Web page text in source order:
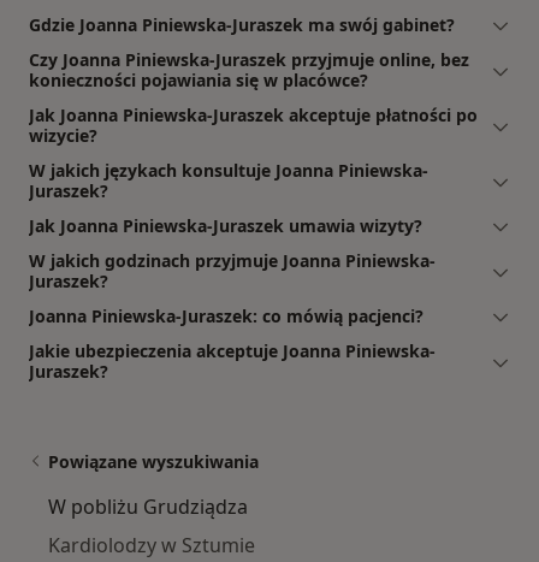
Gdzie Joanna Piniewska-Juraszek ma swój gabinet?
Czy Joanna Piniewska-Juraszek przyjmuje online, bez
konieczności pojawiania się w placówce?
Jak Joanna Piniewska-Juraszek akceptuje płatności po
wizycie?
W jakich językach konsultuje Joanna Piniewska-
Juraszek?
Jak Joanna Piniewska-Juraszek umawia wizyty?
W jakich godzinach przyjmuje Joanna Piniewska-
Juraszek?
Joanna Piniewska-Juraszek: co mówią pacjenci?
Jakie ubezpieczenia akceptuje Joanna Piniewska-
Juraszek?
Powiązane wyszukiwania
W pobliżu Grudziądza
Kardiolodzy w Sztumie